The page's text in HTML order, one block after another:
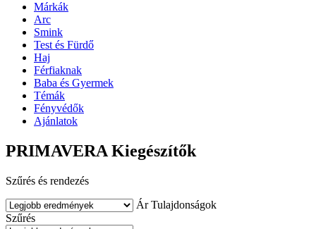
Márkák
Arc
Smink
Test és Fürdő
Haj
Férfiaknak
Baba és Gyermek
Témák
Fényvédők
Ajánlatok
PRIMAVERA Kiegészítők
Szűrés és rendezés
Ár Tulajdonságok
Szűrés